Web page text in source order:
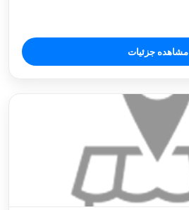
مشاهده جزئیات